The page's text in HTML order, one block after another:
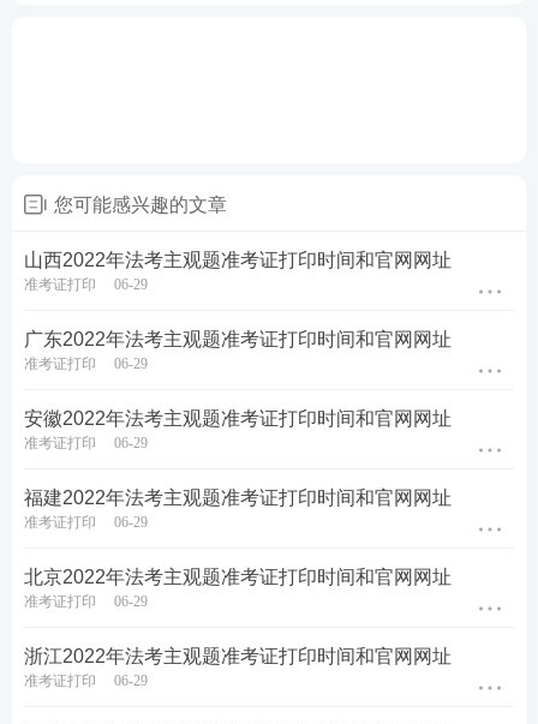
您可能感兴趣的文章
山西2022年法考主观题准考证打印时间和官网网址
准考证打印 06-29
广东2022年法考主观题准考证打印时间和官网网址
准考证打印 06-29
安徽2022年法考主观题准考证打印时间和官网网址
准考证打印 06-29
福建2022年法考主观题准考证打印时间和官网网址
准考证打印 06-29
北京2022年法考主观题准考证打印时间和官网网址
准考证打印 06-29
浙江2022年法考主观题准考证打印时间和官网网址
准考证打印 06-29